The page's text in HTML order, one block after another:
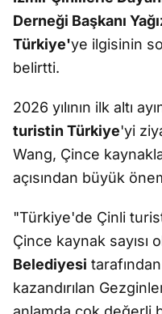
Derneği Başkanı
Türkiye'ye ilgisinin
belirtti.
2026 yılının ilk altı
turistin Türkiye'yi
Wang, Çince
açısından büyük
"Türkiye'de Çinli
Çince kaynak sayısı
Belediyesi
kazandırılan